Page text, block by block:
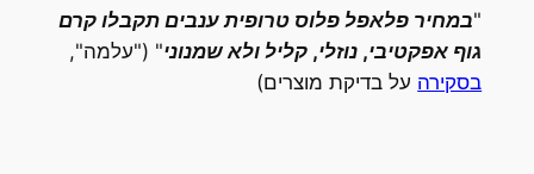
"במחיר פלאפל פלוס טרופית ענבים תקבלו קרם
גוף אפקטיבי, נוזלי, קליל ולא שמנוני" ("עלמה",
בסקירה על בדיקת מוצרים)